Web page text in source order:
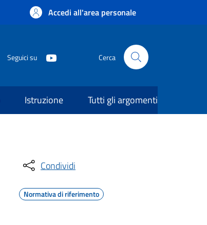
Accedi all'area personale
Seguici su Cerca
Istruzione Tutti gli argomenti
Condividi
Normativa di riferimento